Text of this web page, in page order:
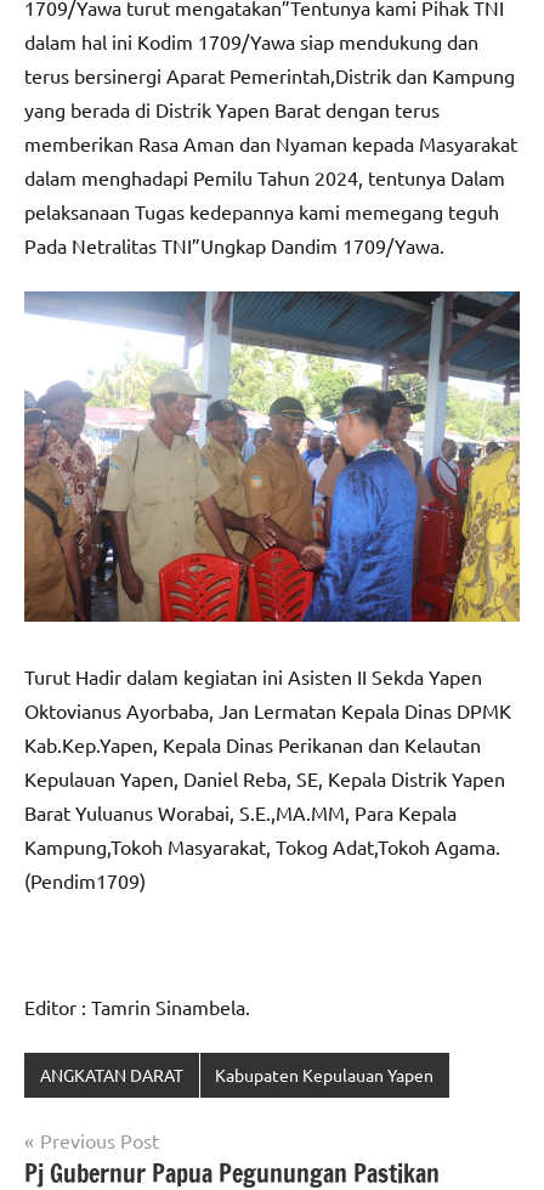
1709/Yawa turut mengatakan”Tentunya kami Pihak TNI
dalam hal ini Kodim 1709/Yawa siap mendukung dan
terus bersinergi Aparat Pemerintah,Distrik dan Kampung
yang berada di Distrik Yapen Barat dengan terus
memberikan Rasa Aman dan Nyaman kepada Masyarakat
dalam menghadapi Pemilu Tahun 2024, tentunya Dalam
pelaksanaan Tugas kedepannya kami memegang teguh
Pada Netralitas TNI”Ungkap Dandim 1709/Yawa.
Turut Hadir dalam kegiatan ini Asisten II Sekda Yapen
Oktovianus Ayorbaba, Jan Lermatan Kepala Dinas DPMK
Kab.Kep.Yapen, Kepala Dinas Perikanan dan Kelautan
Kepulauan Yapen, Daniel Reba, SE, Kepala Distrik Yapen
Barat Yuluanus Worabai, S.E.,MA.MM, Para Kepala
Kampung,Tokoh Masyarakat, Tokog Adat,Tokoh Agama.
(Pendim1709)
Editor : Tamrin Sinambela.
ANGKATAN DARAT Kabupaten Kepulauan Yapen
Navigasi
pos
Previous Post
Pj Gubernur Papua Pegunungan Pastikan